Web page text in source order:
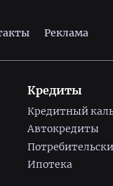
Реклама
Кредиты
Кредитный
Автокредиты
Ипотека